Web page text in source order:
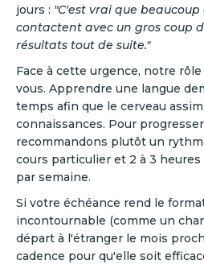
jours : "C'est vrai que beaucoup
contactent avec un gros coup
résultats tout de suite."
Face à cette urgence, notre
vous. Apprendre une langue
temps afin que le cerveau
connaissances. Pour
recommandons plutôt un
cours particulier et 2 à 3
par semaine.
Si votre échéance rend le
incontournable (comme un
départ à l'étranger le mois
cadence pour qu'elle soit